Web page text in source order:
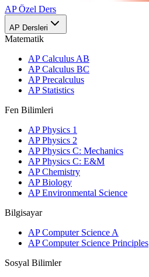
AP Özel Ders
AP Dersleri
Matematik
AP Calculus AB
AP Calculus BC
AP Precalculus
AP Statistics
Fen Bilimleri
AP Physics 1
AP Physics 2
AP Physics C: Mechanics
AP Physics C: E&M
AP Chemistry
AP Biology
AP Environmental Science
Bilgisayar
AP Computer Science A
AP Computer Science Principles
Sosyal Bilimler